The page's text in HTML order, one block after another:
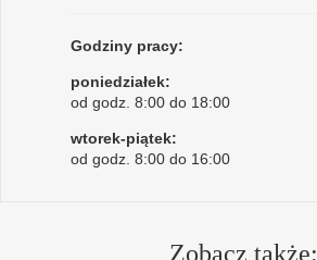
Godziny pracy:
poniedziałek:
od godz. 8:00 do 18:00
wtorek-piątek:
od godz. 8:00 do 16:00
Zobacz także: